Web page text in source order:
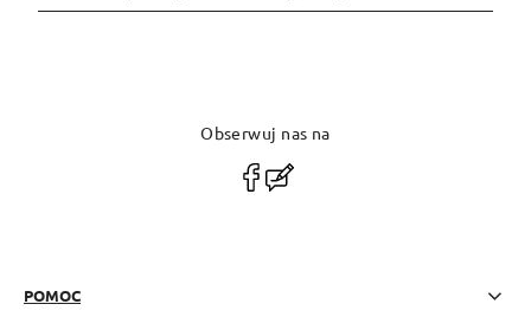
Obserwuj nas na
POMOC